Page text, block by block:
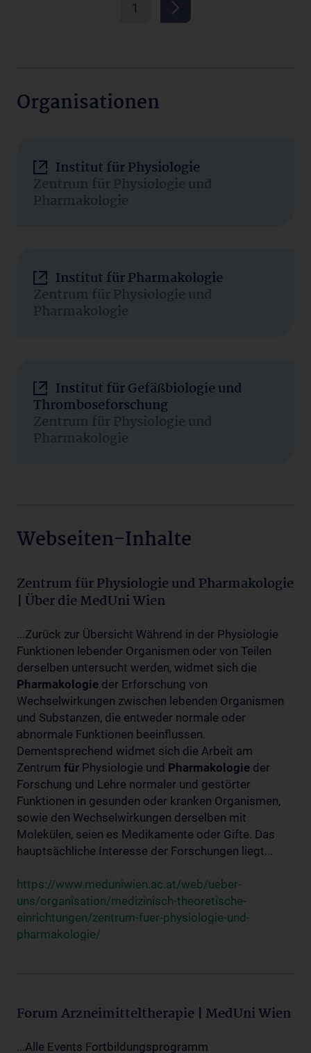
1
Organisationen
Institut für Physiologie
Zentrum für Physiologie und
Pharmakologie
Institut für Pharmakologie
Zentrum für Physiologie und
Pharmakologie
Institut für Gefäßbiologie und
Thromboseforschung
Zentrum für Physiologie und
Pharmakologie
Webseiten-Inhalte
Zentrum für Physiologie und Pharmakologie
| Über die MedUni Wien
...Zurück zur Übersicht Während in der Physiologie
Funktionen lebender Organismen oder von Teilen
derselben untersucht werden, widmet sich die
Pharmakologie der Erforschung von
Wechselwirkungen zwischen lebenden Organismen
und Substanzen, die entweder normale oder
abnormale Funktionen beeinflussen.
Dementsprechend widmet sich die Arbeit am
Zentrum für Physiologie und Pharmakologie der
Forschung und Lehre normaler und gestörter
Funktionen in gesunden oder kranken Organismen,
sowie den Wechselwirkungen derselben mit
Molekülen, seien es Medikamente oder Gifte. Das
hauptsächliche Interesse der Forschungen liegt...
https://www.meduniwien.ac.at/web/ueber-
uns/organisation/medizinisch-theoretische-
einrichtungen/zentrum-fuer-physiologie-und-
pharmakologie/
Forum Arzneimitteltherapie | MedUni Wien
...Alle Events Fortbildungsprogramm